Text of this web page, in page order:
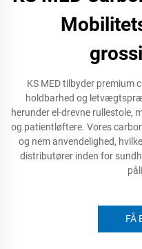
KS MED tilbyder premium
holdbarhed og
herunder el-drevne rullestole,
og patientløftere. Vores
og nem anvendelighed,
distributører inden for
FÅ